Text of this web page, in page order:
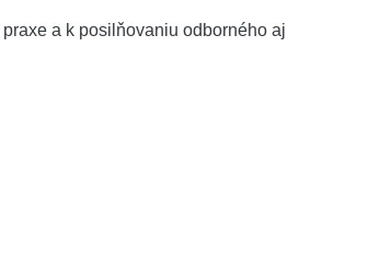
a k posilňovaniu odborného aj